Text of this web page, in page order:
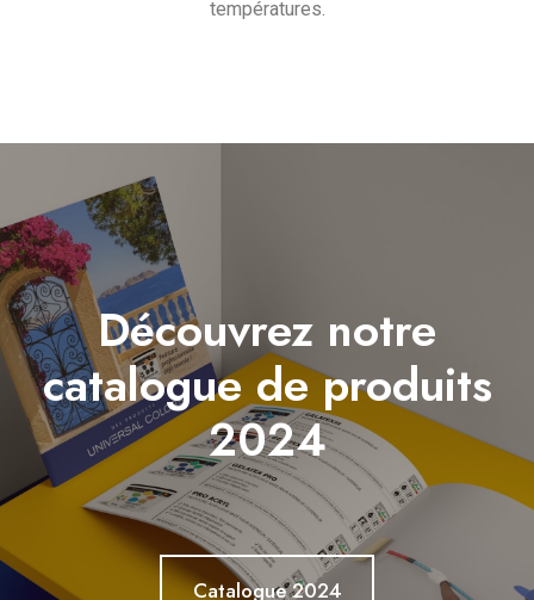
températures.
Découvrez notre
catalogue de produits
2024
Catalogue 2024